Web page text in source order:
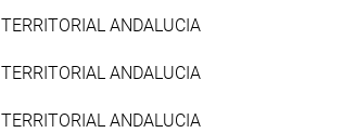
TERRITORIAL ANDALUCIA
TERRITORIAL ANDALUCIA
TERRITORIAL ANDALUCIA